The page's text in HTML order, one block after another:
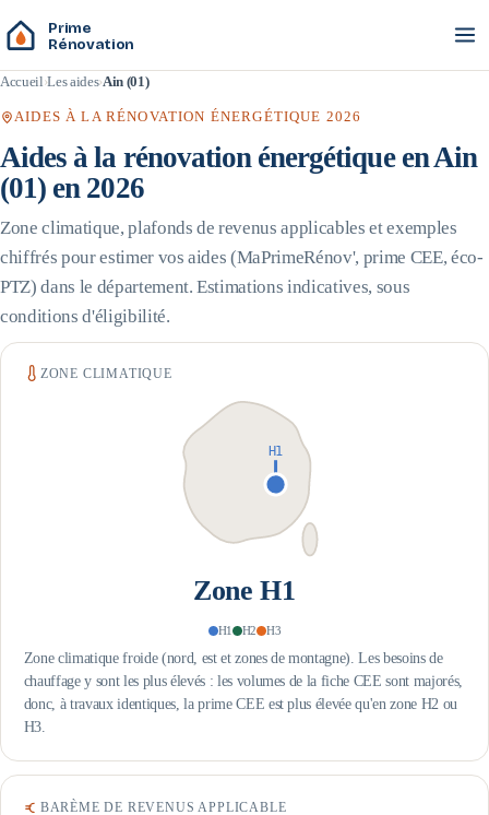
Prime
Rénovation
Accueil Les aides Ain (01)
AIDES À LA RÉNOVATION ÉNERGÉTIQUE 2026
Aides à la rénovation énergétique enAin
(01) en 2026
Zone climatique, plafonds de revenus applicables et exemples
chiffrés pour estimer vos aides (MaPrimeRénov', prime CEE, éco-
PTZ) dans le département. Estimations indicatives, sous
conditions d'éligibilité.
ZONE CLIMATIQUE
H1
ZoneH1
H1 H2 H3
Zone climatique froide (nord, est et zones de montagne). Les besoins de
chauffage y sont les plus élevés : les volumes de la fiche CEE sont majorés,
donc, à travaux identiques, la prime CEE est plus élevée qu'en zone H2 ou
H3.
BARÈME DE REVENUS APPLICABLE